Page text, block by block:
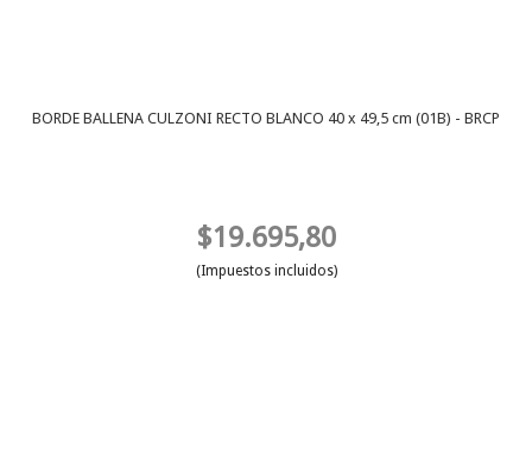
BORDE BALLENA CULZONI RECTO BLANCO 40 x 49,5 cm (01B) - BRCP
$19.695,80
(Impuestos incluidos)